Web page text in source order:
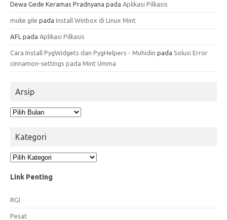
Dewa Gede Keramas Pradnyana pada Aplikasi Pilkasis
muke gile pada Install Winbox di Linux Mint
AFL pada Aplikasi Pilkasis
Cara Install PygWidgets dan PygHelpers - Muhidin pada Solusi Error
cinnamon-settings pada Mint Umma
Arsip
Arsip
Kategori
Kategori
Link Penting
RGI
Pesat